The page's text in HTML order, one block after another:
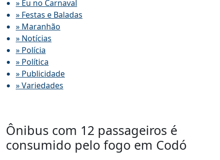
» Eu no Carnaval
» Festas e Baladas
» Maranhão
» Notícias
» Polícia
» Política
» Publicidade
» Variedades
Ônibus com 12 passageiros é
consumido pelo fogo em Codó